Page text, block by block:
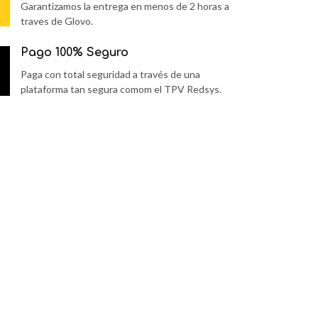
Garantizamos la entrega en menos de 2 horas a
traves de Glovo.
Pago 100% Seguro
Paga con total seguridad a través de una
plataforma tan segura comom el TPV Redsys.